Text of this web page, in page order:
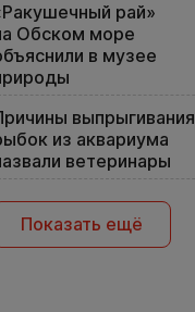
рай»
Обском море
в музее
выпрыгивания
из аквариума
ветеринары
Показать ещё